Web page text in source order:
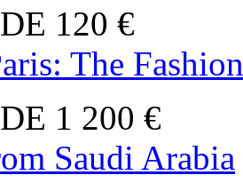
120 €
The
1 200 €
Saudi Arabia